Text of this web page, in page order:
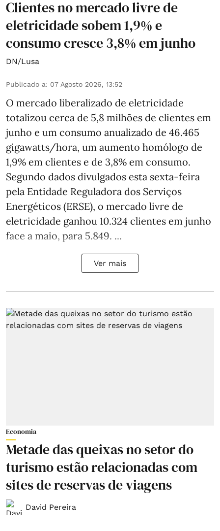
Clientes no mercado livre de
eletricidade sobem 1,9% e
consumo cresce 3,8% em junho
DN/Lusa
Publicado a: 07 Agosto 2026, 13:52
O mercado liberalizado de eletricidade
totalizou cerca de 5,8 milhões de clientes em
junho e um consumo anualizado de 46.465
gigawatts/hora, um aumento homólogo de
1,9% em clientes e de 3,8% em consumo.
Segundo dados divulgados esta sexta-feira
pela Entidade Reguladora dos Serviços
Energéticos (ERSE), o mercado livre de
eletricidade ganhou 10.324 clientes em junho
face a maio, para 5.849. ...
Ver mais
Economia
Metade das queixas no setor do
turismo estão relacionadas com
sites de reservas de viagens
David Pereira